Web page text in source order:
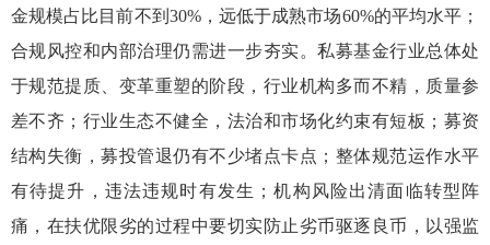
金规模占比目前不到 30%，远低于成熟市场60%的平均水平；
合规风控和内部治理仍需进一步夯实。私募基金行业总体处
于规范提质、 变革重塑的 阶段 ， 行业机构多而不精 ， 质量参
差不齐 ；行业生态不健全，法治和市场化约束有短板； 募资
结构失衡，募投管退仍有不少堵点卡点； 整体规范运作水平
有待提升 ， 违法违规时有发生； 机构风险出清面临转型阵
痛，在扶优限劣的过程中要切实防止劣币驱逐良币，以强监